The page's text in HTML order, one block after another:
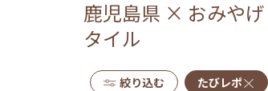
鹿児島県 × おみやげ
タイル
絞り込む たびレポ